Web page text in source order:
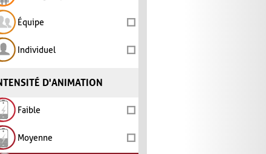
Équipe
Individuel
D'ANIMATION
Faible
Moyenne